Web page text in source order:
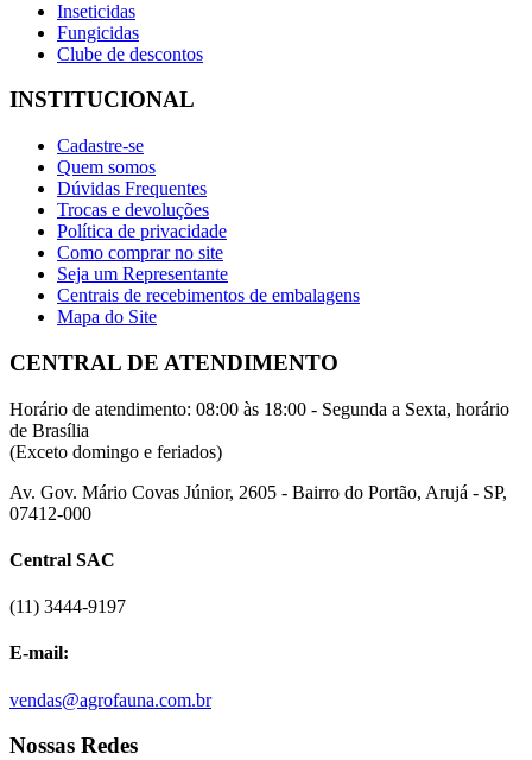
Inseticidas
Fungicidas
Clube de descontos
INSTITUCIONAL
Cadastre-se
Quem somos
Dúvidas Frequentes
Trocas e devoluções
Política de privacidade
Como comprar no site
Seja um Representante
Centrais de recebimentos de embalagens
Mapa do Site
CENTRAL DE ATENDIMENTO
Horário de atendimento: 08:00 às 18:00 - Segunda a Sexta, horário
de Brasília
(Exceto domingo e feriados)
Av. Gov. Mário Covas Júnior, 2605 - Bairro do Portão, Arujá - SP,
07412-000
Central SAC
(11) 3444-9197
E-mail:
vendas@agrofauna.com.br
Nossas Redes